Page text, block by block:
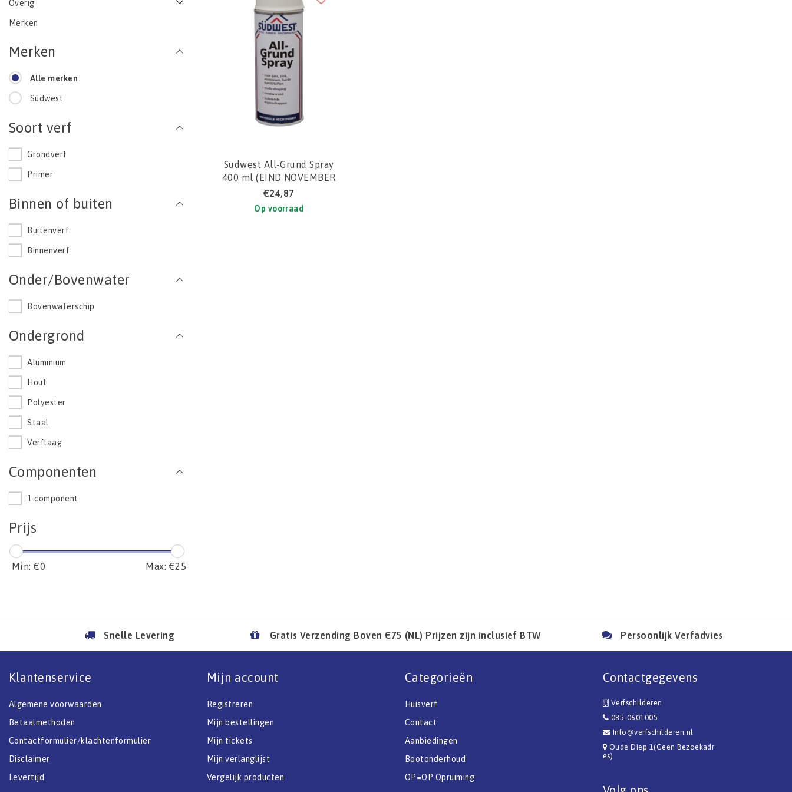
Overig
Merken
Merken
Alle merken
Südwest
Soort verf
Grondverf
Primer
Binnen of buiten
Buitenverf
Binnenverf
Onder/Bovenwater
Bovenwaterschip
Ondergrond
Aluminium
Hout
Polyester
Staal
Verflaag
Componenten
1-component
Prijs
Min: €0 Max: €25
Südwest All-Grund Spray
400 ml (EIND NOVEMBER
WEER BESCHIKBAAR)
€24,87
Op voorraad
Snelle Levering Gratis Verzending Boven €75 (NL) Prijzen zijn inclusief BTW Persoonlijk Verfadvies
Klantenservice
Algemene voorwaarden
Betaalmethoden
Contactformulier/klachtenformulier
Disclaimer
Levertijd
Mijn account
Registreren
Mijn bestellingen
Mijn tickets
Mijn verlanglijst
Vergelijk producten
Categorieën
Huisverf
Contact
Aanbiedingen
Bootonderhoud
OP=OP Opruiming
Contactgegevens
Verfschilderen
085-0601005
Info@verfschilderen.nl
Oude Diep 1(Geen Bezoekadr
es)